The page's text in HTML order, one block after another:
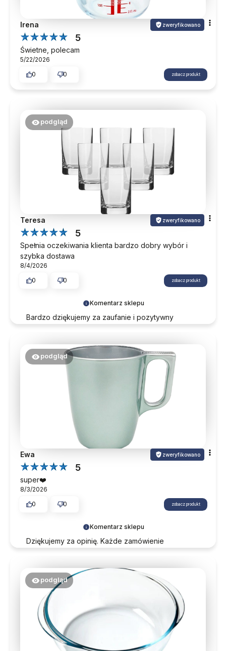
Irena zweryfikowano
5
Świetne, polecam
5/22/2026
0
0 zobacz produkt
Komentarz sklepu
Bardzo dziękujemy za zaufanie i pozytywny
podgląd
Teresa zweryfikowano
5
Spełnia oczekiwania klienta bardzo dobry wybór i
szybka dostawa
8/4/2026
0
0 zobacz produkt
Komentarz sklepu
Dziękujemy za opinię. Każde zamówienie
ponowny kontakt w przyszłości.
podgląd
Ewa zweryfikowano
5
super❤️
8/3/2026
0
0 zobacz produkt
podgląd